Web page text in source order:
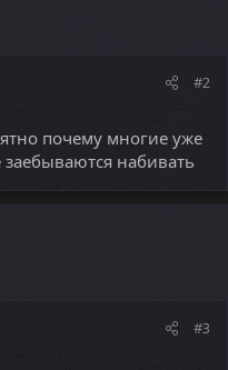
#2
почему многие уже
набивать
#3